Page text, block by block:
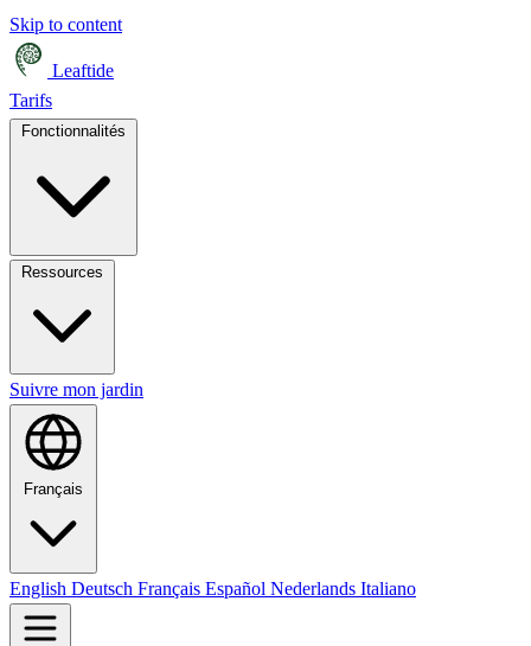
Skip to content
Leaftide
Tarifs
Suivre mon jardin
Français
English Deutsch Français Español Nederlands Italiano